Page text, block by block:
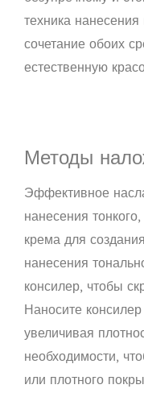
техника нанесения
сочетание обоих
естественную
Методы
Эффективное
нанесения
крема для
нанесения
консилер, чтобы
Наносите
увеличивая
необходимости,
или плотного